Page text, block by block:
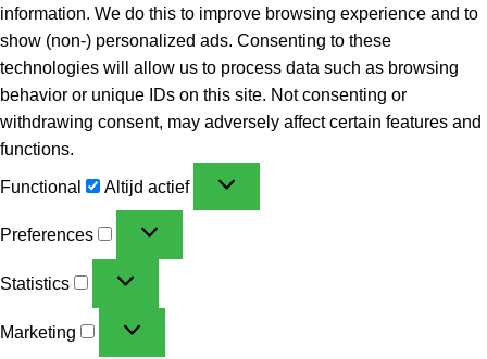
information. We do this to improve browsing experience and to
show (non-) personalized ads. Consenting to these
technologies will allow us to process data such as browsing
behavior or unique IDs on this site. Not consenting or
withdrawing consent, may adversely affect certain features and
functions.
Functional Altijd actief
Preferences
Statistics
Marketing